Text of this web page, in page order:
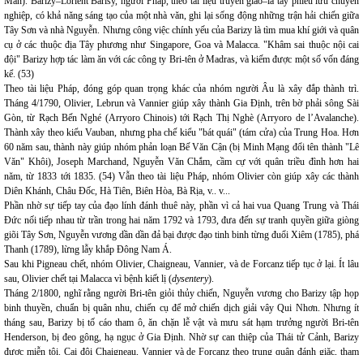
nghiệp, có khả năng sáng tạo của một nhà văn, ghi lại sống động những trận hải chiến giữa
Tây Sơn và nhà Nguyễn. Nhưng công việc chính yếu của Barizy là tìm mua khí giới và quân
cụ ở các thuộc địa Tây phương như Singapore, Goa và Malacca. "Khâm sai thuộc nội cai
đội" Barizy hợp tác làm ăn với các công ty Bri-tên ở Madras, và kiếm được một số vốn đáng
kể. (53)
Theo tài liệu Pháp, đóng góp quan trọng khác của nhóm người Âu là xây đắp thành trì.
Tháng 4/1790, Olivier, Lebrun và Vannier giúp xây thành Gia Định, trên bờ phải sông Sài
Gòn, từ Rạch Bến Nghé (Arryoro Chinois) tới Rạch Thị Nghè (Arryoro de l’Avalanche).
Thành xây theo kiểu Vauban, nhưng pha chế kiểu "bát quái" (tám cửa) của Trung Hoa. Hơn
60 năm sau, thành này giúp nhóm phản loạn Bế Văn Cận (bị Minh Mạng đổi tên thành "Lê
Văn" Khôi), Joseph Marchand, Nguyễn Văn Chắm, cầm cự với quân triều đình hơn hai
năm, từ 1833 tới 1835. (54) Vẫn theo tài liệu Pháp, nhóm Olivier còn giúp xây các thành
Diên Khánh, Châu Đốc, Hà Tiên, Biên Hòa, Bà Rịa, v.. v...
Phần nhờ sự tiếp tay của đạo lính đánh thuê này, phần vì cả hai vua Quang Trung và Thái
Đức nối tiếp nhau từ trần trong hai năm 1792 và 1793, đưa đến sự tranh quyền giữa giòng
giõi Tây Sơn, Nguyễn vương dần dần đả bại được đạo tinh binh từng đuổi Xiêm (1785), phá
Thanh (1789), lừng lẫy khắp Đông Nam Á.
Sau khi Pigneau chết, nhóm Olivier, Chaigneau, Vannier, và de Forcanz tiếp tục ở lại. Ít lâu
sau, Olivier chết tại Malacca vì bệnh kiết lị (dysentery).
Tháng 2/1800, nghĩ rằng người Bri-tên giỏi thủy chiến, Nguyễn vương cho Barizy tập họp
binh thuyền, chuẩn bị quân nhu, chiến cụ để mở chiến dịch giải vây Qui Nhơn. Nhưng ít
tháng sau, Barizy bị tố cáo tham ô, ăn chặn lễ vật và mưu sát hạm trưởng người Bri-tên
Henderson, bị đeo gông, hạ ngục ở Gia Định. Nhờ sự can thiệp của Thái tử Cảnh, Barizy
được miễn tội. Cai đội Chaigneau, Vannier và de Forcanz theo trung quân đánh giặc, tham